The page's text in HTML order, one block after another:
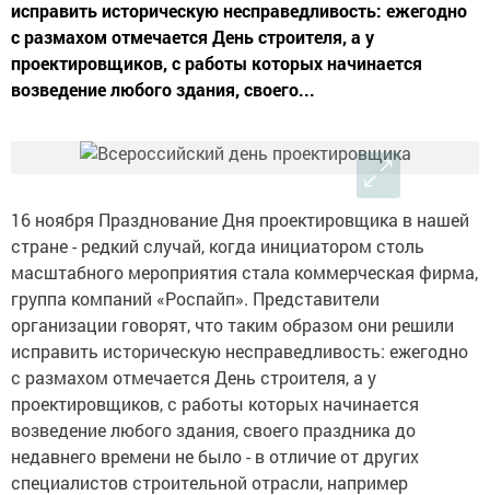
исправить историческую несправедливость: ежегодно
с размахом отмечается День строителя, а у
проектировщиков, с работы которых начинается
возведение любого здания, своего...
16 ноября Празднование Дня проектировщика в нашей
стране - редкий случай, когда инициатором столь
масштабного мероприятия стала коммерческая фирма,
группа компаний «Роспайп». Представители
организации говорят, что таким образом они решили
исправить историческую несправедливость: ежегодно
с размахом отмечается День строителя, а у
проектировщиков, с работы которых начинается
возведение любого здания, своего праздника до
недавнего времени не было - в отличие от других
специалистов строительной отрасли, например